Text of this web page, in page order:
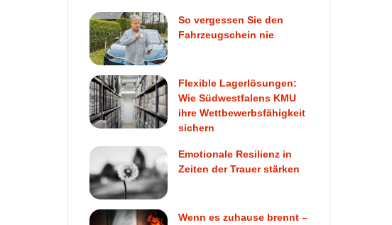
So vergessen Sie den
Fahrzeugschein nie
Flexible Lagerlösungen:
Wie Südwestfalens KMU
ihre Wettbewerbsfähigkeit
sichern
Emotionale Resilienz in
Zeiten der Trauer stärken
Wenn es zuhause brennt –